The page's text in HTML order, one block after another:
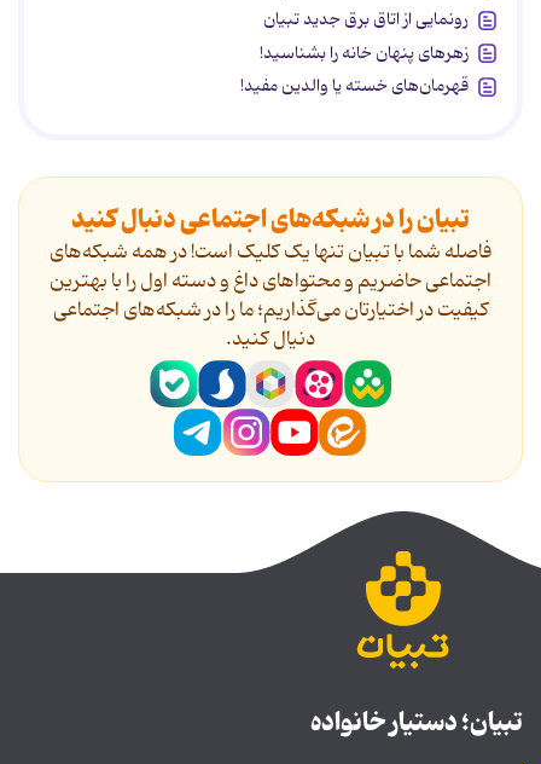
رونمایی از اتاق برق جدید تبیان
زهرهای پنهان خانه را بشناسید!
قهرمان‌های خسته یا والدین مفید!
تبیان را در شبکه‌های اجتماعی دنبال کنید
فاصله شما با تبیان تنها یک کلیک است! در همه شبکه‌های
اجتماعی حاضریم و محتواهای داغ و دسته اول را با بهترین
کیفیت در اختیارتان می‌گذاریم؛ ما را در شبکه‌های اجتماعی
دنیال کنید.
تبیان؛ دستیار خانواده